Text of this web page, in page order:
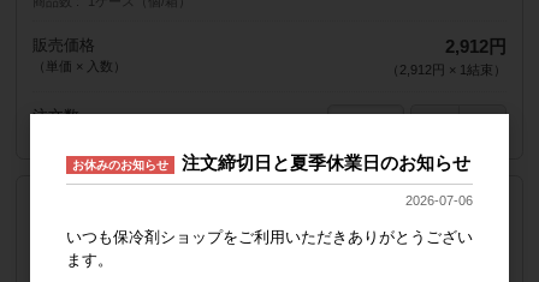
販売価格
（単価 × 入数）
2,912円
（ 2,912円 × 1 結束 ）
注文数
特値 ポリフィルム保冷剤 40g(TCP-40g) 5結束2600ヶ
（260ヶ×10）サイズ 75mm×100mm（＠4.9円税抜）
お休みのお知らせ 注文締切日と夏季休業日のお知らせ
2026-07-06
いつも保冷剤ショップをご利用いただきありがとうござい
ます。